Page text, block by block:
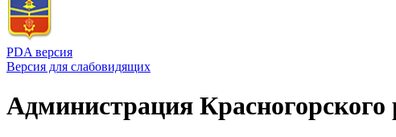
PDA версия
Версия для слабовидящих
Администрация Красногорского